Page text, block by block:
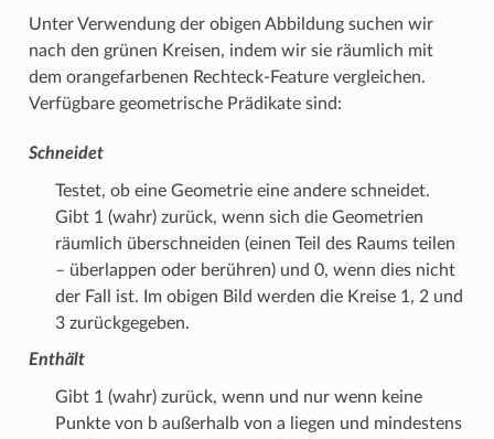
Unter Verwendung der obigen Abbildung suchen wir
nach den grünen Kreisen, indem wir sie räumlich mit
dem orangefarbenen Rechteck-Feature vergleichen.
Verfügbare geometrische Prädikate sind:
Schneidet
Testet, ob eine Geometrie eine andere schneidet.
Gibt 1 (wahr) zurück, wenn sich die Geometrien
räumlich überschneiden (einen Teil des Raums teilen
– überlappen oder berühren) und 0, wenn dies nicht
der Fall ist. Im obigen Bild werden die Kreise 1, 2 und
3 zurückgegeben.
Enthält
Gibt 1 (wahr) zurück, wenn und nur wenn keine
Punkte von b außerhalb von a liegen und mindestens